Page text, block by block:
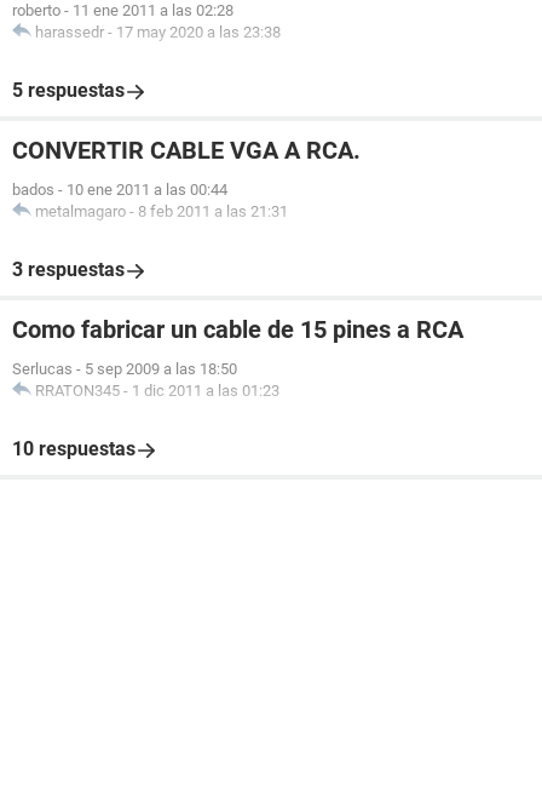
roberto - 11 ene 2011 a las 02:28
harassedr - 17 may 2020 a las 23:38
5 respuestas
CONVERTIR CABLE VGA A RCA.
bados - 10 ene 2011 a las 00:44
metalmagaro - 8 feb 2011 a las 21:31
3 respuestas
Como fabricar un cable de 15 pines a RCA
Serlucas - 5 sep 2009 a las 18:50
RRATON345 - 1 dic 2011 a las 01:23
10 respuestas